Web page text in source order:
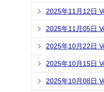
2025年11月12日
2025年11月05日
2025年10月22日
2025年10月15日
2025年10月08日